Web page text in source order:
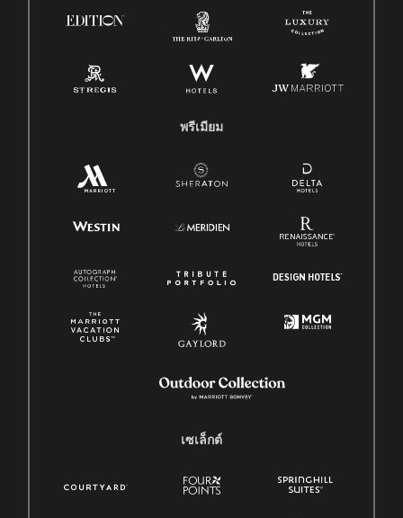
พรีเมียม
เซเล็กต์